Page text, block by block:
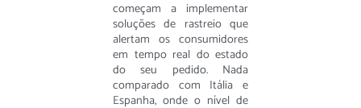
começam a implementar
soluções de rastreio que
alertam os consumidores
em tempo real do estado
do seu pedido. Nada
comparado com Itália e
Espanha, onde o nível de